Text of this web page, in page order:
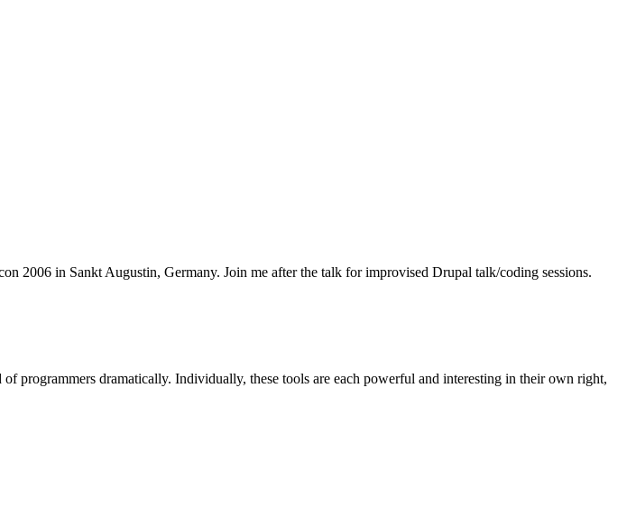
2006 in Sankt Augustin, Germany. Join me after the talk for improvised Drupal talk/coding sessions.
programmers dramatically. Individually, these tools are each powerful and interesting in their own right,